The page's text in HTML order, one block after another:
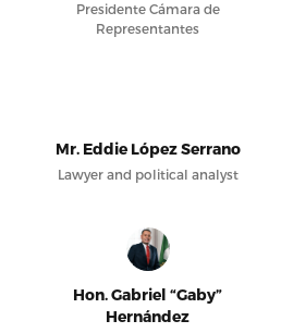
Presidente Cámara de
Representantes
Mr. Eddie López Serrano
Lawyer and political analyst
Hon. Gabriel “Gaby”
Hernández